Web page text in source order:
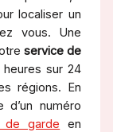
localiser un
vous. Une
service de
sur 24
régions. En
d’un numéro
de garde en